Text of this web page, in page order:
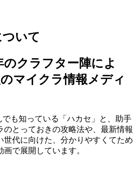
いて
クラフター陣によ
マイクラ情報メディ
でも知っている「ハカセ」と、助手
のとっておきの攻略法や、最新情報
世代に向けた、分かりやすくてため
で展開しています。